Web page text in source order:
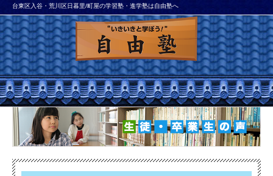
台東区入谷・荒川区日暮里/町屋の学習塾・進学塾は自由塾へ